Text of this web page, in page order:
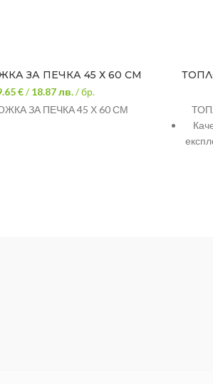
ЗА ПЕЧКА 45 Х 60 СМ
€/18.87лв. / бр.
ЗА ПЕЧКА 45 Х 60 СМ